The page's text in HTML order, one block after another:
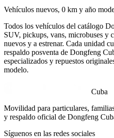
Vehículos nuevos, 0 km y año
Todos los vehículos del catálogo
SUV, pickups, vans, microbuses y
nuevos y a estrenar. Cada unidad
respaldo posventa de Dongfeng
especializados y repuestos
modelo.
Cuba
Movilidad para particulares,
y respaldo oficial de Dongfeng
Síguenos en las redes sociales